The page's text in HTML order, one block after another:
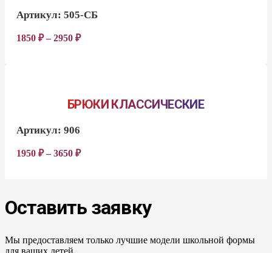
Артикул:505-СБ
1850₽–2950₽
БРЮКИ КЛАССИЧЕСКИЕ
Артикул:906
1950₽–3650₽
Оставить заявку
Мы предоставляем только лучшие модели школьной формы
для ваших детей.